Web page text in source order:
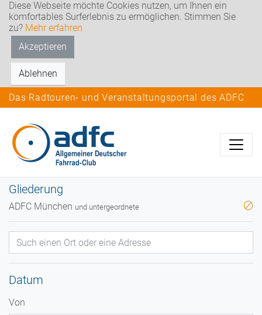
Diese Webseite möchte Cookies nutzen, um Ihnen ein
komfortables Surferlebnis zu ermöglichen. Stimmen Sie
zu? Mehr erfahren
Akzeptieren
Ablehnen
Das Radtouren- und Veranstaltungsportal des ADFC
Gliederung
ADFC München und untergeordnete
Datum
Von